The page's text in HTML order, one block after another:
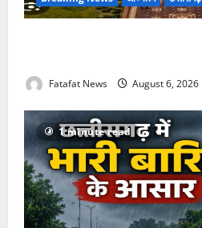
Fatafat News August 6, 2026
1 minute read